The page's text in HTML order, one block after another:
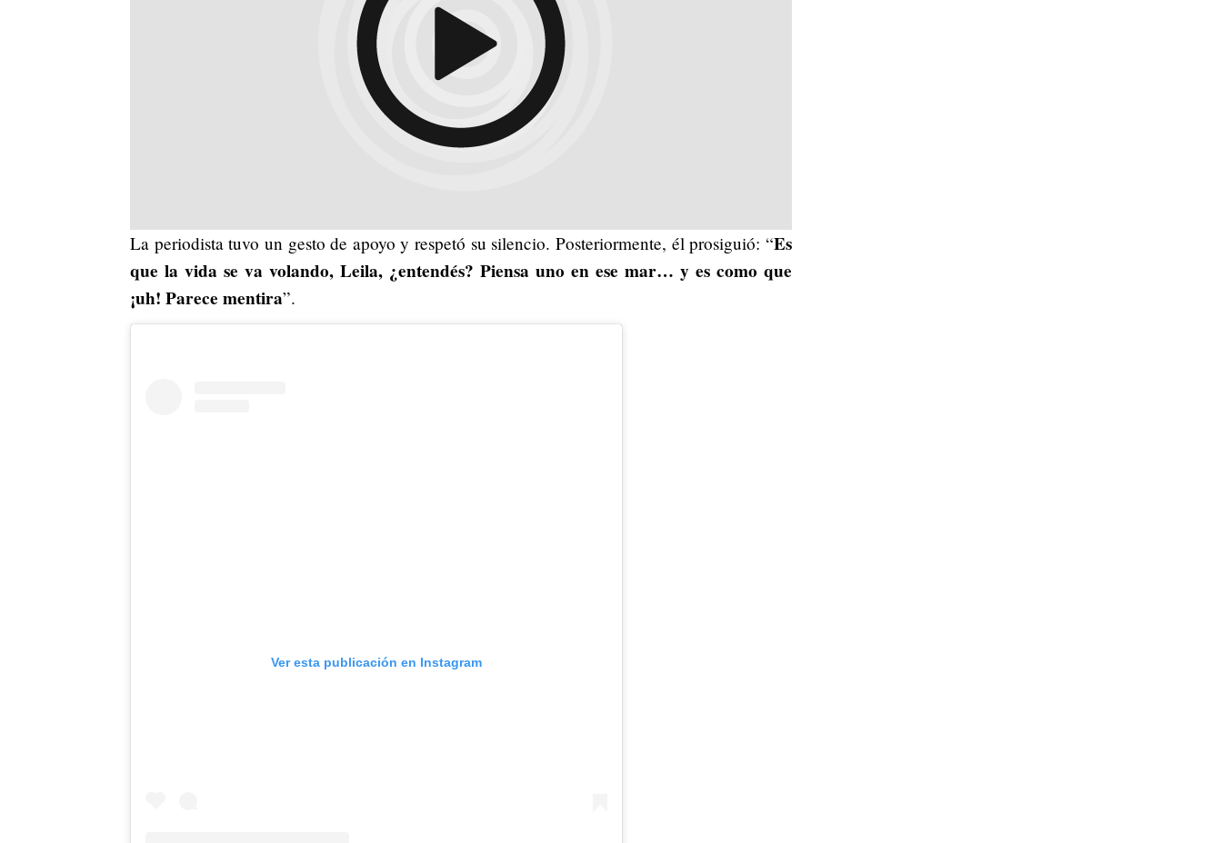
La periodista tuvo un gesto de apoyo y respetó su silencio. Posteriormente, él prosiguió: “Es
que la vida se va volando, Leila, ¿entendés? Piensa uno en ese mar… y es como que
¡uh! Parece mentira”.
Ver esta publicación en Instagram